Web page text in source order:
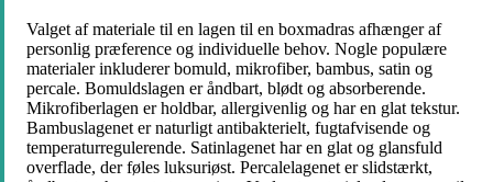
Valget af materiale til en lagen til en boxmadras afhænger af
personlig præference og individuelle behov. Nogle populære
materialer inkluderer bomuld, mikrofiber, bambus, satin og
percale. Bomuldslagen er åndbart, blødt og absorberende.
Mikrofiberlagen er holdbar, allergivenlig og har en glat tekstur.
Bambuslagenet er naturligt antibakterielt, fugtafvisende og
temperaturregulerende. Satinlagenet har en glat og glansfuld
overflade, der føles luksuriøst. Percalelagenet er slidstærkt,